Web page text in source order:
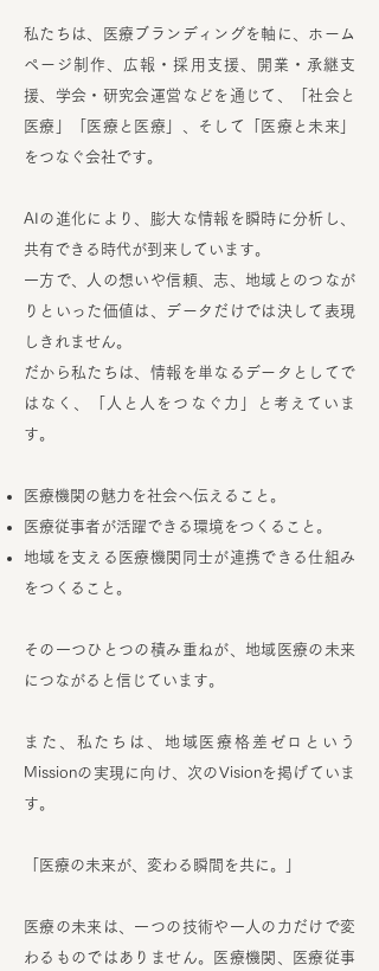
私たちは、医療ブランディングを軸に、ホーム
ページ制作、広報・採用支援、開業・承継支
援、学会・研究会運営などを通じて、「社会と
医療」「医療と医療」、そして「医療と未来」
をつなぐ会社です。
AIの進化により、膨大な情報を瞬時に分析し、
共有できる時代が到来しています。
一方で、人の想いや信頼、志、地域とのつなが
りといった価値は、データだけでは決して表現
しきれません。
だから私たちは、情報を単なるデータとしてで
はなく、「人と人をつなぐ力」と考えていま
す。
医療機関の魅力を社会へ伝えること。
医療従事者が活躍できる環境をつくること。
地域を支える医療機関同士が連携できる仕組み
をつくること。
その一つひとつの積み重ねが、地域医療の未来
につながると信じています。
また、私たちは、地域医療格差ゼロという
Missionの実現に向け、次のVisionを掲げていま
す。
「医療の未来が、変わる瞬間を共に。」
医療の未来は、一つの技術や一人の力だけで変
わるものではありません。医療機関、医療従事